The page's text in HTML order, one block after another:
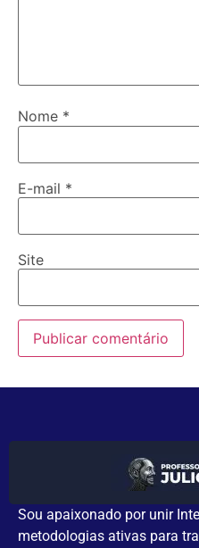
Nome *
E-mail *
Site
Sou apaixonado por unir
metodologias ativas para